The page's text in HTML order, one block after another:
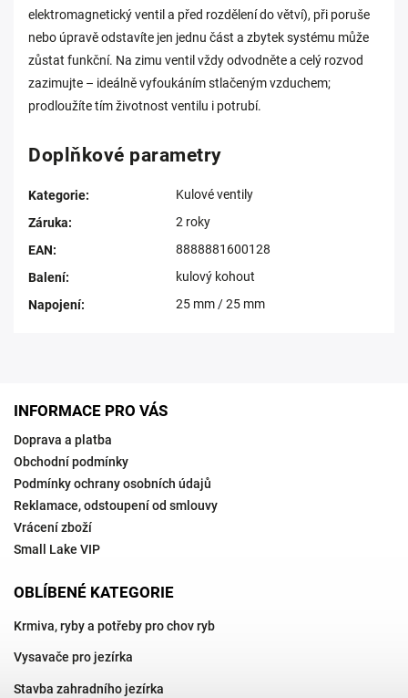
elektromagnetický ventil a před rozdělení do větví), při poruše
nebo úpravě odstavíte jen jednu část a zbytek systému může
zůstat funkční. Na zimu ventil vždy odvodněte a celý rozvod
zazimujte – ideálně vyfoukáním stlačeným vzduchem;
prodloužíte tím životnost ventilu i potrubí.
Doplňkové parametry
Kategorie:
Kulové ventily
Záruka:
2 roky
EAN:
8888881600128
Balení:
kulový kohout
Napojení: 25 mm / 25 mm
INFORMACE PRO VÁS
Doprava a platba
Obchodní podmínky
Podmínky ochrany osobních údajů
Reklamace, odstoupení od smlouvy
Vrácení zboží
Small Lake VIP
OBLÍBENÉ KATEGORIE
Krmiva, ryby a potřeby pro chov ryb
Vysavače pro jezírka
Stavba zahradního jezírka